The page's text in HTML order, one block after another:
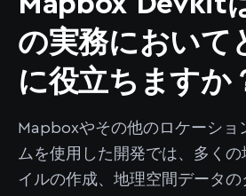
の実務において
に役立ちますか
Mapboxやその他のロケーショ
ムを使用した開発では、多く
イルの作成、地理空間データ